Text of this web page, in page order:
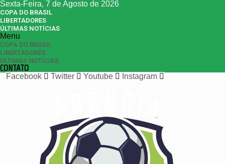
Sexta-Feira, 7 de Agosto de 2026
COPA DO BRASIL
LIBERTADORES
ÚLTIMAS NOTÍCIAS
Menu
COPA DO BRASIL
LIBERTADORES
ÚLTIMAS NOTÍCIAS
CONTATO
Facebook
Twitter Youtube Instagram